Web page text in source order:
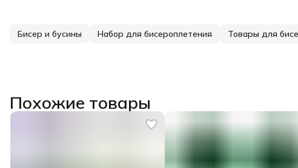
Бисер и бусины Набор для бисероплетения Товары для
Похожие товары